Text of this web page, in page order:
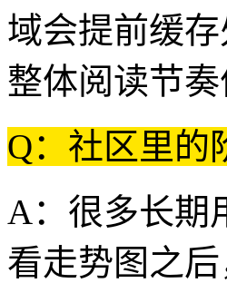
域会提前缓
整体阅读节
Q：社区里的
A：很多长期
看走势图之